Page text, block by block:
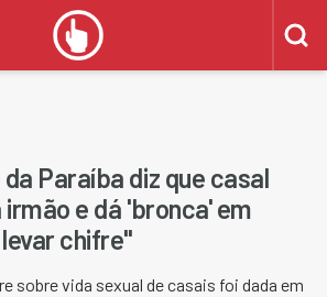
Paraíba diz que casal
e dá 'bronca' em
chifre"
sobre vida sexual de casais foi dada em